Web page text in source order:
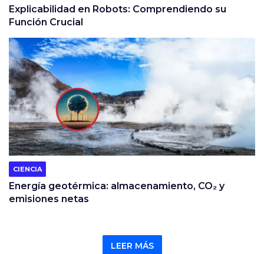
Explicabilidad en Robots: Comprendiendo su
Función Crucial
CIENCIA
Energía geotérmica: almacenamiento, CO₂ y
emisiones netas
LEER MÁS